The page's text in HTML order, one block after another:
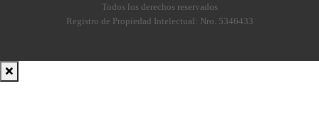
Todos los derechos reservados
Registro de Propiedad Intelectual: Nro. 5346433